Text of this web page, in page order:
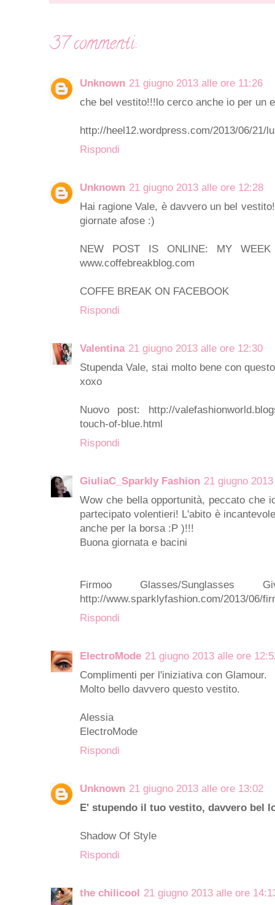
37 commenti:
Unknown 21 giugno 2013 alle ore 11:26
che bel vestito!!!lo cerco anche io per un
http://heel12.wordpress.com/2013/06/21/
Rispondi
Unknown 21 giugno 2013 alle ore 12:28
Hai ragione Vale, è davvero un bel
giornate afose :)
NEW POST IS ONLINE: MY
www.coffebreakblog.com
COFFE BREAK ON FACEBOOK
Rispondi
Valentina 21 giugno 2013 alle ore 12:30
Stupenda Vale, stai molto bene con
xoxo
Nuovo post: http://
touch-of-blue.html
Rispondi
GiuliaC_Sparkly Fashion 21 giugno
Wow che bella opportunità, peccato che
partecipato volentieri! L'abito è
anche per la borsa :P )!!!
Buona giornata e bacini
Firmoo Glasses/
http://www.sparklyfashion.com/2013/06/
Rispondi
ElectroMode 21 giugno 2013 alle ore
Complimenti per l'iniziativa con Glamour.
Molto bello davvero questo vestito.
Alessia
ElectroMode
Rispondi
Unknown 21 giugno 2013 alle ore 13:02
E' stupendo il tuo vestito, davvero bel
Shadow Of Style
Rispondi
the chilicool 21 giugno 2013 alle ore